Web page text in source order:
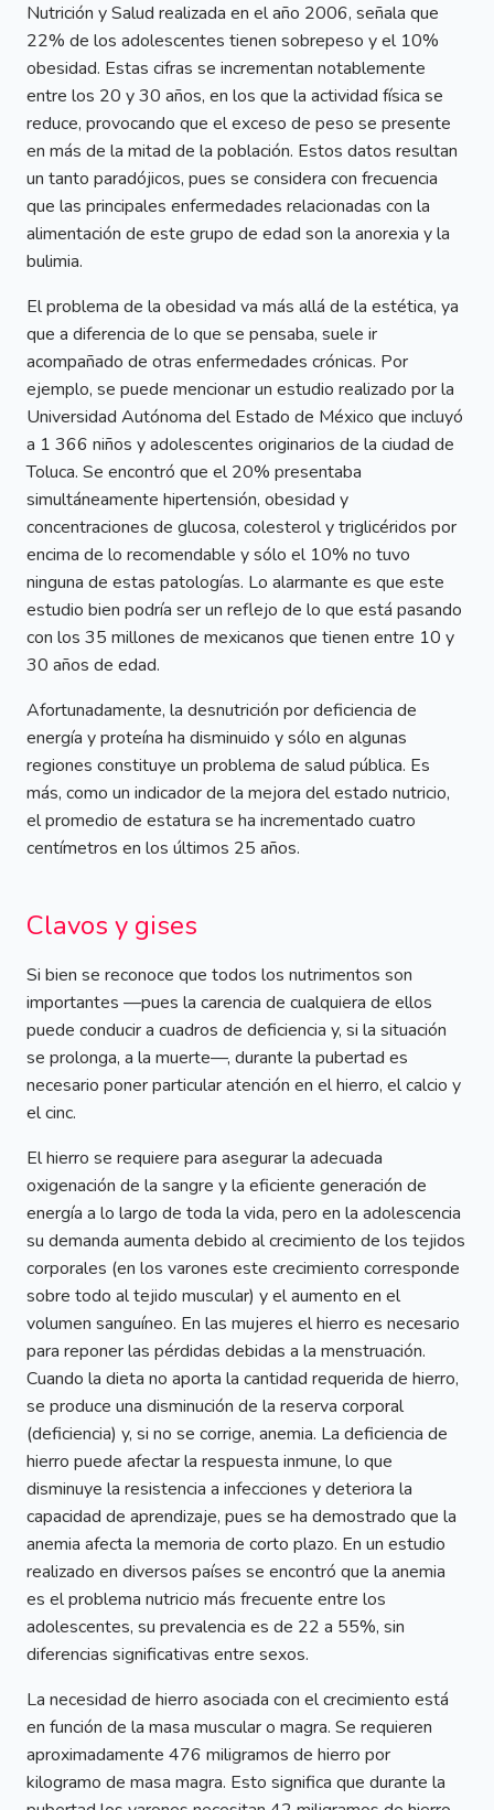
Nutrición y Salud realizada en el año 2006, señala que
22% de los adolescentes tienen sobrepeso y el 10%
obesidad. Estas cifras se incrementan notablemente
entre los 20 y 30 años, en los que la actividad física se
reduce, provocando que el exceso de peso se presente
en más de la mitad de la población. Estos datos resultan
un tanto paradójicos, pues se considera con frecuencia
que las principales enfermedades relacionadas con la
alimentación de este grupo de edad son la anorexia y la
bulimia.
El problema de la obesidad va más allá de la estética, ya
que a diferencia de lo que se pensaba, suele ir
acompañado de otras enfermedades crónicas. Por
ejemplo, se puede mencionar un estudio realizado por la
Universidad Autónoma del Estado de México que incluyó
a 1 366 niños y adolescentes originarios de la ciudad de
Toluca. Se encontró que el 20% presentaba
simultáneamente hipertensión, obesidad y
concentraciones de glucosa, colesterol y triglicéridos por
encima de lo recomendable y sólo el 10% no tuvo
ninguna de estas patologías. Lo alarmante es que este
estudio bien podría ser un reflejo de lo que está pasando
con los 35 millones de mexicanos que tienen entre 10 y
30 años de edad.
Afortunadamente, la desnutrición por deficiencia de
energía y proteína ha disminuido y sólo en algunas
regiones constituye un problema de salud pública. Es
más, como un indicador de la mejora del estado nutricio,
el promedio de estatura se ha incrementado cuatro
centímetros en los últimos 25 años.
Clavos y gises
Si bien se reconoce que todos los nutrimentos son
importantes —pues la carencia de cualquiera de ellos
puede conducir a cuadros de deficiencia y, si la situación
se prolonga, a la muerte—, durante la pubertad es
necesario poner particular atención en el hierro, el calcio y
el cinc.
El hierro se requiere para asegurar la adecuada
oxigenación de la sangre y la eficiente generación de
energía a lo largo de toda la vida, pero en la adolescencia
su demanda aumenta debido al crecimiento de los tejidos
corporales (en los varones este crecimiento corresponde
sobre todo al tejido muscular) y el aumento en el
volumen sanguíneo. En las mujeres el hierro es necesario
para reponer las pérdidas debidas a la menstruación.
Cuando la dieta no aporta la cantidad requerida de hierro,
se produce una disminución de la reserva corporal
(deficiencia) y, si no se corrige, anemia. La deficiencia de
hierro puede afectar la respuesta inmune, lo que
disminuye la resistencia a infecciones y deteriora la
capacidad de aprendizaje, pues se ha demostrado que la
anemia afecta la memoria de corto plazo. En un estudio
realizado en diversos países se encontró que la anemia
es el problema nutricio más frecuente entre los
adolescentes, su prevalencia es de 22 a 55%, sin
diferencias significativas entre sexos.
La necesidad de hierro asociada con el crecimiento está
en función de la masa muscular o magra. Se requieren
aproximadamente 476 miligramos de hierro por
kilogramo de masa magra. Esto significa que durante la